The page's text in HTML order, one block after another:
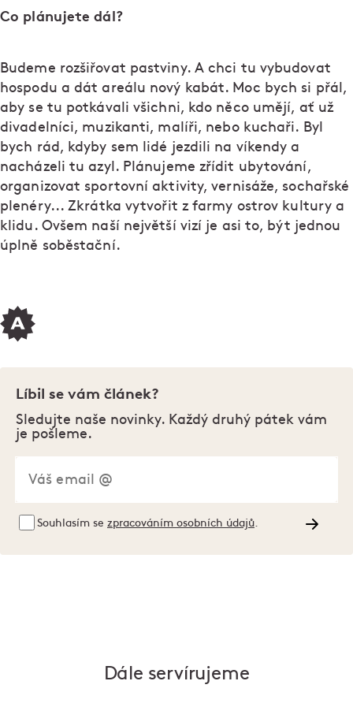
Co plánujete dál?
Budeme rozšiřovat pastviny. A chci tu vybudovat
hospodu a dát areálu nový kabát. Moc bych si přál,
aby se tu potkávali všichni, kdo něco umějí, ať už
divadelníci, muzikanti, malíři, nebo kuchaři. Byl
bych rád, kdyby sem lidé jezdili na víkendy a
nacházeli tu azyl. Plánujeme zřídit ubytování,
organizovat sportovní aktivity, vernisáže, sochařské
plenéry... Zkrátka vytvořit z farmy ostrov kultury a
klidu. Ovšem naší největší vizí je asi to, být jednou
úplně soběstační.
Líbil se vám článek?
Sledujte naše novinky. Každý druhý pátek vám
je pošleme.
Souhlasím se zpracováním osobních údajů
Dále servírujeme